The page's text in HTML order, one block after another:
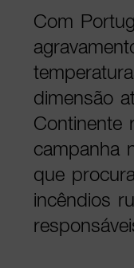
Com
dimensão
Continente
campanha
que
incêndios